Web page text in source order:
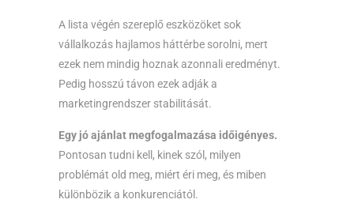
A lista végén szereplő eszközöket sok
vállalkozás hajlamos háttérbe sorolni, mert
ezek nem mindig hoznak azonnali eredményt.
Pedig hosszú távon ezek adják a
marketingrendszer stabilitását.
Egy jó ajánlat megfogalmazása időigényes.
Pontosan tudni kell, kinek szól, milyen
problémát old meg, miért éri meg, és miben
különbözik a konkurenciától.